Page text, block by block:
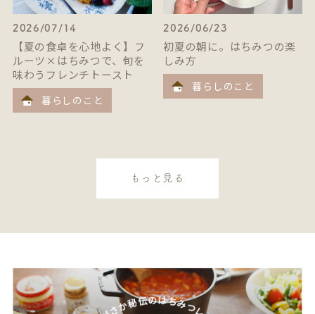
2026/07/14
【夏の食卓を心地よく】フ
ルーツ×はちみつで、旬を
味わうフレンチトースト
暮らしのこと
2026/06/23
初夏の朝に。はちみつの楽
しみ方
暮らしのこと
もっと見る